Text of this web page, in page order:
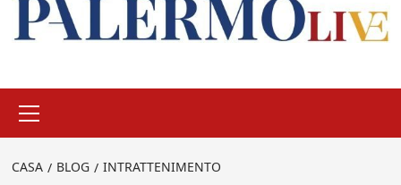
principale
CASA BLOG INTRATTENIMENTO